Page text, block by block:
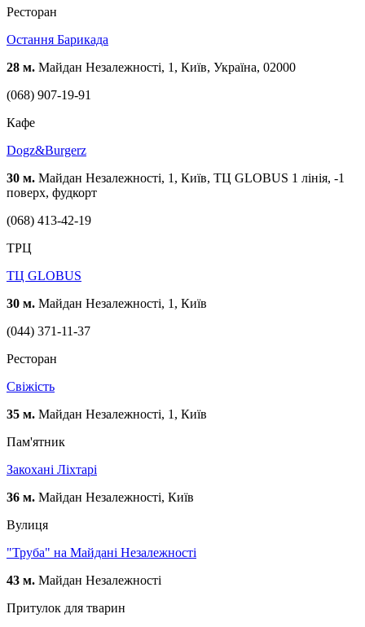
Ресторан
Остання Барикада
28 м. Майдан Незалежності, 1, Київ, Україна, 02000
(068) 907-19-91
Кафе
Dogz&Burgerz
30 м. Майдан Незалежності, 1, Київ, ТЦ GLOBUS 1 лінія, -1
поверх, фудкорт
(068) 413-42-19
ТРЦ
ТЦ GLOBUS
30 м. Майдан Незалежності, 1, Київ
(044) 371-11-37
Ресторан
Свіжість
35 м. Майдан Незалежності, 1, Київ
Пам'ятник
Закохані Ліхтарі
36 м. Майдан Незалежності, Київ
Вулиця
"Труба" на Майдані Незалежності
43 м. Майдан Незалежності
Притулок для тварин